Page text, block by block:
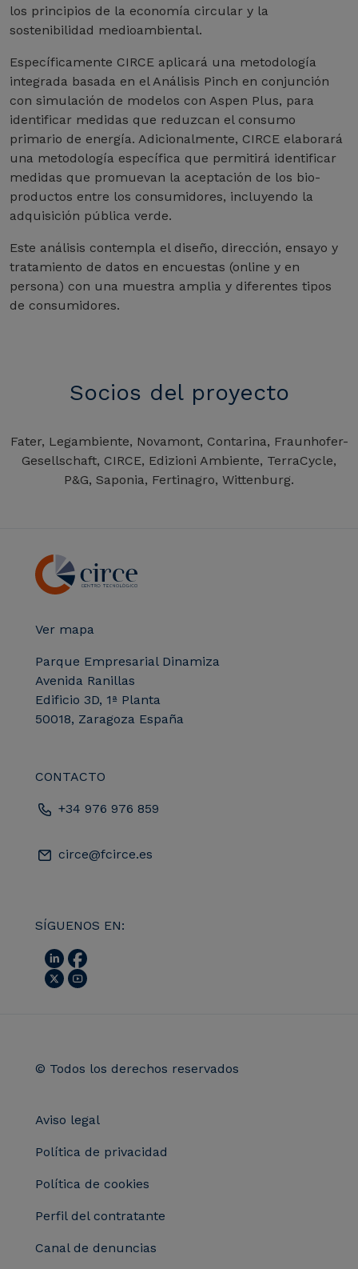
los principios de la economía circular y la
sostenibilidad medioambiental.
Específicamente CIRCE aplicará una metodología
integrada basada en el Análisis Pinch en conjunción
con simulación de modelos con Aspen Plus, para
identificar medidas que reduzcan el consumo
primario de energía. Adicionalmente, CIRCE elaborará
una metodología específica que permitirá identificar
medidas que promuevan la aceptación de los bio-
productos entre los consumidores, incluyendo la
adquisición pública verde.
Este análisis contempla el diseño, dirección, ensayo y
tratamiento de datos en encuestas (online y en
persona) con una muestra amplia y diferentes tipos
de consumidores.
Socios del proyecto
Fater, Legambiente, Novamont, Contarina, Fraunhofer-
Gesellschaft, CIRCE, Edizioni Ambiente, TerraCycle,
P&G, Saponia, Fertinagro, Wittenburg.
Ver mapa
Parque Empresarial Dinamiza
Avenida Ranillas
Edificio 3D, 1ª Planta
50018, Zaragoza España
CONTACTO
+34 976 976 859
circe@fcirce.es
SÍGUENOS EN:
© Todos los derechos reservados
Aviso legal
Política de privacidad
Política de cookies
Perfil del contratante
Canal de denuncias